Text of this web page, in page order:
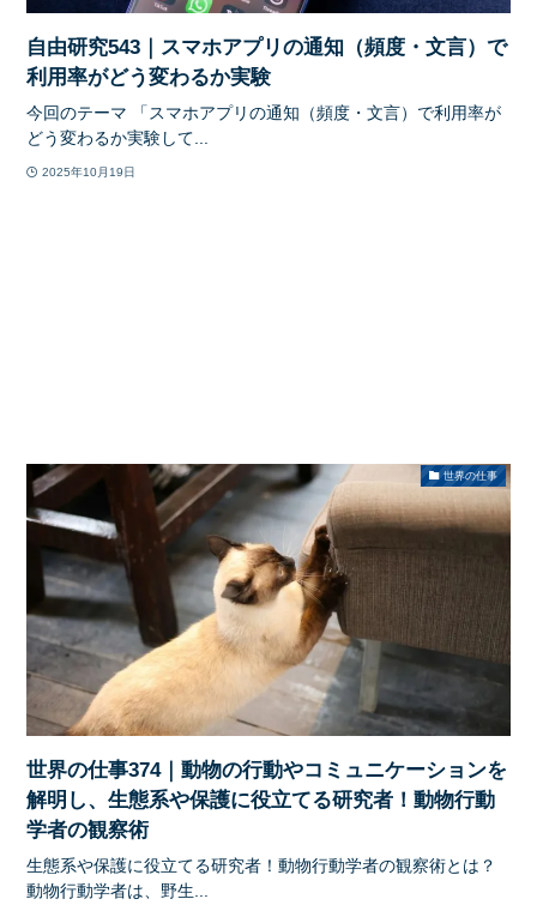
自由研究543｜スマホアプリの通知（頻度・文言）で
利用率がどう変わるか実験
今回のテーマ 「スマホアプリの通知（頻度・文言）で利用率が
どう変わるか実験して...
2025年10月19日
世界の仕事
世界の仕事374｜動物の行動やコミュニケーションを
解明し、生態系や保護に役立てる研究者！動物行動
学者の観察術
生態系や保護に役立てる研究者！動物行動学者の観察術とは？
動物行動学者は、野生...